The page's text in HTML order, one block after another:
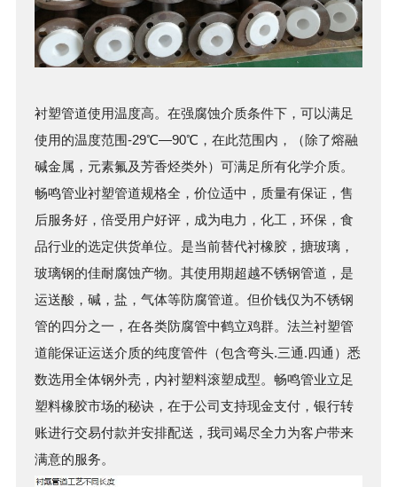
衬塑管道使用温度高。在强腐蚀介质条件下，可以满足
使用的温度范围-29℃—90℃，在此范围内，（除了熔融
碱金属，元素氟及芳香烃类外）可满足所有化学介质。
畅鸣管业衬塑管道规格全，价位适中，质量有保证，售
后服务好，倍受用户好评，成为电力，化工，环保，食
品行业的选定供货单位。是当前替代衬橡胶，搪玻璃，
玻璃钢的佳耐腐蚀产物。其使用期超越不锈钢管道，是
运送酸，碱，盐，气体等防腐管道。但价钱仅为不锈钢
管的四分之一，在各类防腐管中鹤立鸡群。法兰衬塑管
道能保证运送介质的纯度管件（包含弯头.三通.四通）悉
数选用全体钢外壳，内衬塑料滚塑成型。畅鸣管业立足
塑料橡胶市场的秘诀，在于公司支持现金支付，银行转
账进行交易付款并安排配送，我司竭尽全力为客户带来
满意的服务。